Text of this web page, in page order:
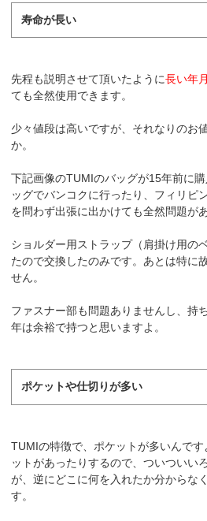
寿命が長い
先程も説明させて頂いたように長い年
ても全然使用できます。
少々値段は高いですが、それなりのお
か。
下記画像のTUMIのバッグが15年前に
ッグでバンコクに行ったり、フィリピ
を問わず出張に出かけても全然問題が
ショルダー用ストラップ（肩掛け用の
たので交換したのみです。あとは特に
せん。
ファスナー部も問題ありませんし、持
年は余裕で持つと思いますよ。
ポケットや仕切りが多い
TUMIの特徴で、ポケットが多いんで
ットがあったりするので、ついついい
が、逆にどこに何を入れたか分からな
す。